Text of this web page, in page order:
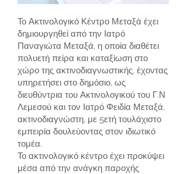
Το Ακτινολογικό Κέντρο Μεταξά έχει
δημιουργηθεί από την Ιατρό
Παναγιώτα Μεταξά, η οποία διαθέτει
πολυετή πείρα και καταξίωση στο
χώρο της ακτινοδιαγνωστικής, έχοντας
υπηρετήσει στο δημόσιο, ως
διευθύντρια του Ακτινολογικού του Γ.Ν
Λεμεσού και τον Ιατρό Φειδία Μεταξά,
ακτινοδιαγνώστη, με 5ετή τουλάχιστο
εμπειρία δουλεύοντας στον ιδιωτικό
τομέα.
Το ακτινολογικό κέντρο έχει προκύψει
μέσα από την ανάγκη παροχής